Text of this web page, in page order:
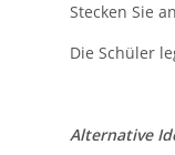
Stecken Sie
Die Schüler
Alternative